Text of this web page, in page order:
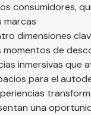
consumidores,
marcas
dimensiones
momentos de
inmersivas que
para el
una